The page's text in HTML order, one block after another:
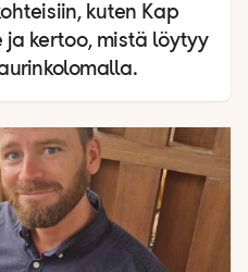
kuten Kap
ja kertoo, mistä löytyy